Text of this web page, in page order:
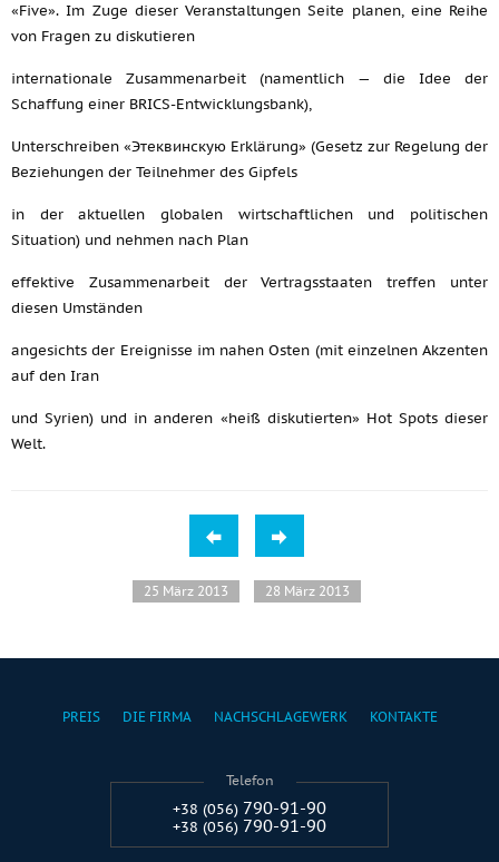
«Five». Im Zuge dieser Veranstaltungen Seite planen, eine Reihe
von Fragen zu diskutieren
internationale Zusammenarbeit (namentlich — die Idee der
Schaffung einer BRICS-Entwicklungsbank),
Unterschreiben «Этеквинскую Erklärung» (Gesetz zur Regelung der
Beziehungen der Teilnehmer des Gipfels
in der aktuellen globalen wirtschaftlichen und politischen
Situation) und nehmen nach Plan
effektive Zusammenarbeit der Vertragsstaaten treffen unter
diesen Umständen
angesichts der Ereignisse im nahen Osten (mit einzelnen Akzenten
auf den Iran
und Syrien) und in anderen «heiß diskutierten» Hot Spots dieser
Welt.
25 März 2013 28 März 2013
PREIS DIE FIRMA NACHSCHLAGEWERK KONTAKTE
Telefon
+38 (056) 790-91-90
+38 (056) 790-91-90